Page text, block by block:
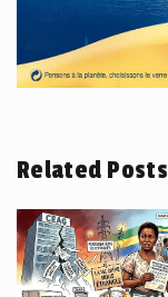
Related Posts